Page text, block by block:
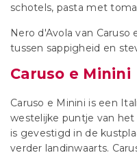
schotels, pasta met
Nero d'Avola van
tussen sappigheid en
Caruso e Minini
Caruso e Minini is een
westelijke puntje van
is gevestigd in de
verder landinwaarts.